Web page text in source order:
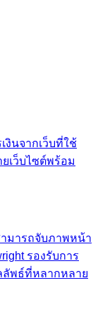
งินจากเว็บที่ใช้
เว็บไซต์พร้อม
ามารถจับภาพหน้า
รองรับการ
ลัพธ์ที่หลากหลาย